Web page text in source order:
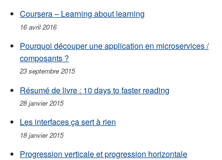
Coursera – Learning about learning
16 avril 2016
Pourquoi découper une application en microservices /
composants ?
23 septembre 2015
Résumé de livre : 10 days to faster reading
28 janvier 2015
Les interfaces ça sert à rien
18 janvier 2015
Progression verticale et progression horizontale